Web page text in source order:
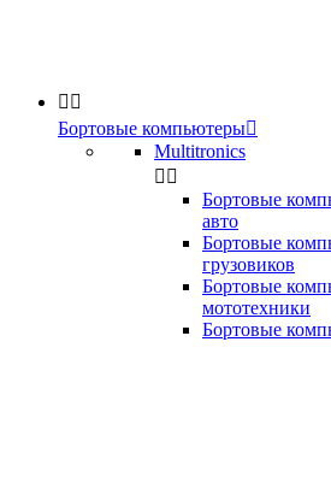
 
Бортовые компьютеры
Multitronics
 
Бортовые
авто
Бортовые
грузовиков
Бортовые
мототехники
Бортовые